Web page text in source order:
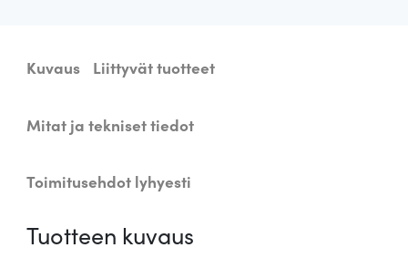
C
s
4
,
Kuvaus Liittyvät tuotteet
Mitat ja tekniset tiedot
Toimitusehdot lyhyesti
Tuotteen kuvaus